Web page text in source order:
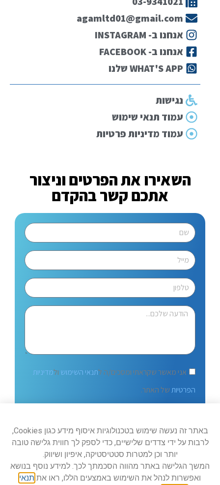
agamltd01@gmail.com
אנחנו ב- INSTAGRAM
אנחנו ב- FACEBOOK
WHAT'S APP שלנו
נגישות
עמוד תנאי שימוש
עמוד מדיניות פרטיות
השאירו את הפרטים וניצור
אתכם קשר בהקדם
אני מאשר שקראתי ומסכים/ה לתנאי השימוש ולמדיניות
הפרטיותשל האתר.
באתר זה נעשה שימוש בטכנולוגיות איסוף מידע כגון Cookies,
לרבות על ידי צדדים שלישיים, כדי לספק לך חווית גלישה טובה
יותר וכן למטרות סטטיסטיקה, איפיון ושיווק.
המשך הגלישה באתר מהווה הסכמתך לכך. למידע נוסף בנושא
ואפשרות לנהל את השימוש באמצעים הללו, ראו את תנאי